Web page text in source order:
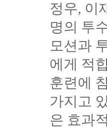
정우, 이
명의 투
모션과
에게 적
훈련에
가지고
은 효과